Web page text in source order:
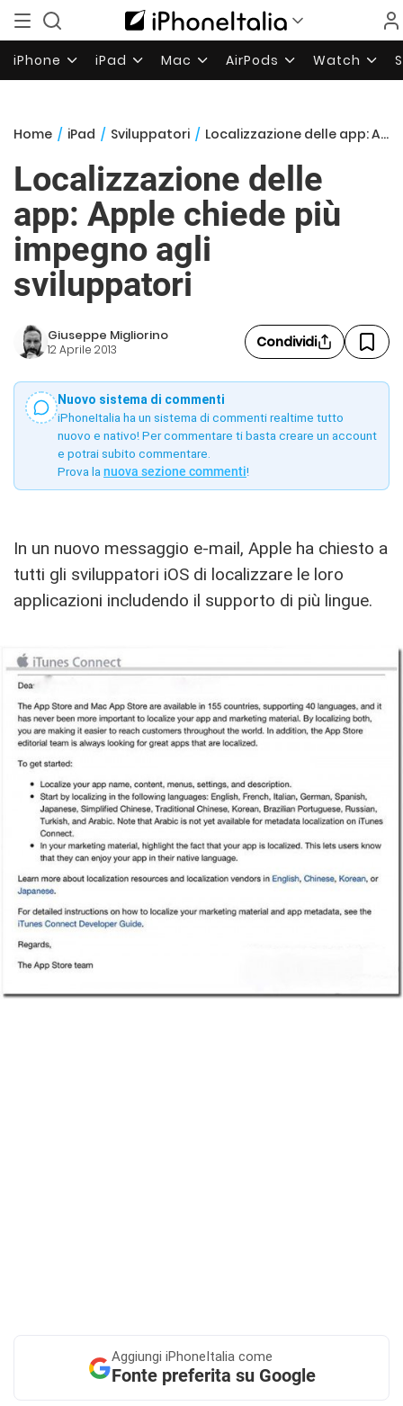
iPhone iPad Mac AirPods Watch
Home / iPad / Sviluppatori / Localizzazione delle app: Apple chiede più impegno agli sviluppatori
Localizzazione delle
app: Apple chiede più
impegno agli
sviluppatori
Giuseppe Migliorino
12 Aprile 2013 Condividi
Nuovo sistema di commenti
iPhoneItalia ha un sistema di commenti realtime tutto
nuovo e nativo! Per commentare ti basta creare un account
e potrai subito commentare.
Prova la nuova sezione commenti!
In un nuovo messaggio e-mail, Apple ha chiesto a
tutti gli sviluppatori iOS di localizzare le loro
applicazioni includendo il supporto di più lingue.
Aggiungi iPhoneItalia come
Fonte preferita su Google